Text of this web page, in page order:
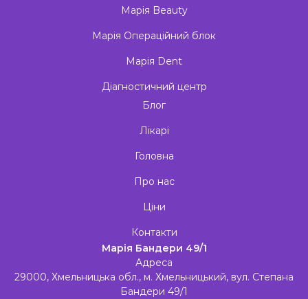
Марія Beauty
Марія Операційний блок
Марія Dent
Діагностичний центр
Блог
Лікарі
Головна
Про нас
Ціни
Контакти
Марія Бандери 49/1
Адреса
29000, Хмельницька обл., м. Хмельницький, вул. Степана
Бандери 49/1